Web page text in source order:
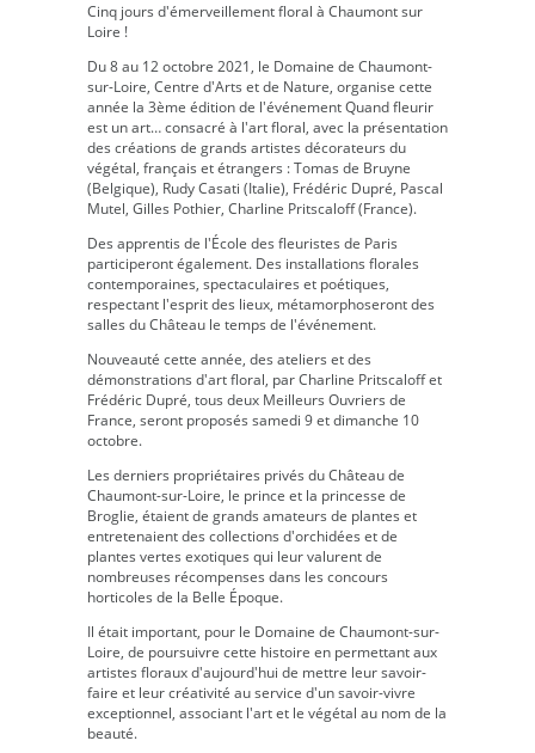
Cinq jours d'émerveillement floral à Chaumont sur
Loire !
Du 8 au 12 octobre 2021, le Domaine de Chaumont-
sur-Loire, Centre d'Arts et de Nature, organise cette
année la 3ème édition de l'événement Quand fleurir
est un art… consacré à l'art floral, avec la présentation
des créations de grands artistes décorateurs du
végétal, français et étrangers : Tomas de Bruyne
(Belgique), Rudy Casati (Italie), Frédéric Dupré, Pascal
Mutel, Gilles Pothier, Charline Pritscaloff (France).
Des apprentis de l'École des fleuristes de Paris
participeront également. Des installations florales
contemporaines, spectaculaires et poétiques,
respectant l'esprit des lieux, métamorphoseront des
salles du Château le temps de l'événement.
Nouveauté cette année, des ateliers et des
démonstrations d'art floral, par Charline Pritscaloff et
Frédéric Dupré, tous deux Meilleurs Ouvriers de
France, seront proposés samedi 9 et dimanche 10
octobre.
Les derniers propriétaires privés du Château de
Chaumont-sur-Loire, le prince et la princesse de
Broglie, étaient de grands amateurs de plantes et
entretenaient des collections d'orchidées et de
plantes vertes exotiques qui leur valurent de
nombreuses récompenses dans les concours
horticoles de la Belle Époque.
Il était important, pour le Domaine de Chaumont-sur-
Loire, de poursuivre cette histoire en permettant aux
artistes floraux d'aujourd'hui de mettre leur savoir-
faire et leur créativité au service d'un savoir-vivre
exceptionnel, associant l'art et le végétal au nom de la
beauté.